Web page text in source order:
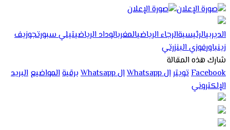
الديربيالرئيسيةالرجاء الرياضيالمغربالوداد الرياضيتيلي سبورتجوزيف
زينباورفوزي البنزرتي
شارك هذه المقالة
Facebookتويترال Whatsapp ال Whatsapp برقيةالمواضيع البريد
الإلكتروني